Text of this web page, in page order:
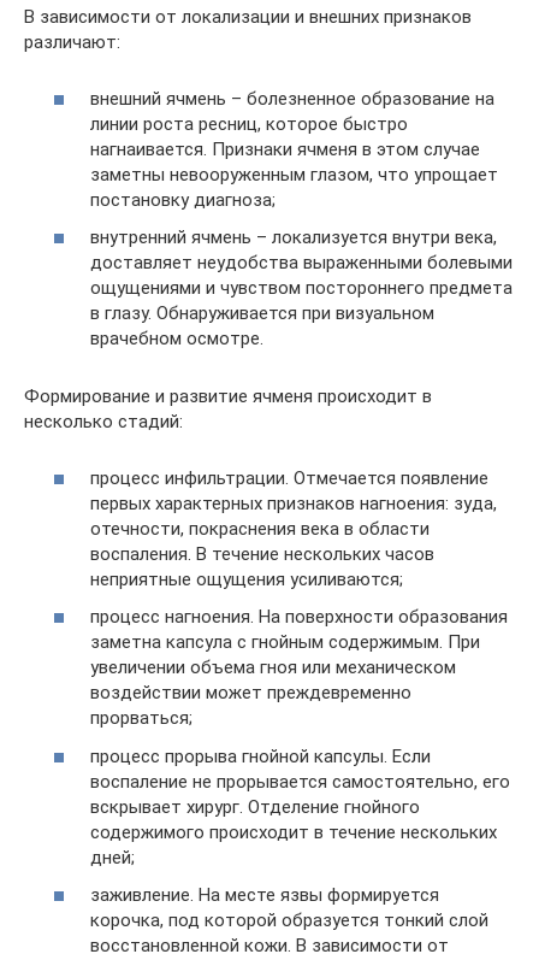
В зависимости от локализации и внешних признаков
различают:
внешний ячмень – болезненное образование на
линии роста ресниц, которое быстро
нагнаивается. Признаки ячменя в этом случае
заметны невооруженным глазом, что упрощает
постановку диагноза;
внутренний ячмень – локализуется внутри века,
доставляет неудобства выраженными болевыми
ощущениями и чувством постороннего предмета
в глазу. Обнаруживается при визуальном
врачебном осмотре.
Формирование и развитие ячменя происходит в
несколько стадий:
процесс инфильтрации. Отмечается появление
первых характерных признаков нагноения: зуда,
отечности, покраснения века в области
воспаления. В течение нескольких часов
неприятные ощущения усиливаются;
процесс нагноения. На поверхности образования
заметна капсула с гнойным содержимым. При
увеличении объема гноя или механическом
воздействии может преждевременно
прорваться;
процесс прорыва гнойной капсулы. Если
воспаление не прорывается самостоятельно, его
вскрывает хирург. Отделение гнойного
содержимого происходит в течение нескольких
дней;
заживление. На месте язвы формируется
корочка, под которой образуется тонкий слой
восстановленной кожи. В зависимости от